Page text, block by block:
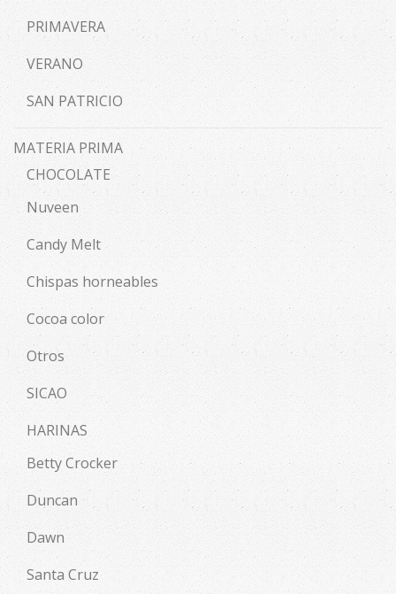
PRIMAVERA
VERANO
SAN PATRICIO
MATERIA PRIMA
CHOCOLATE
Nuveen
Candy Melt
Chispas horneables
Cocoa color
Otros
SICAO
HARINAS
Betty Crocker
Duncan
Dawn
Santa Cruz